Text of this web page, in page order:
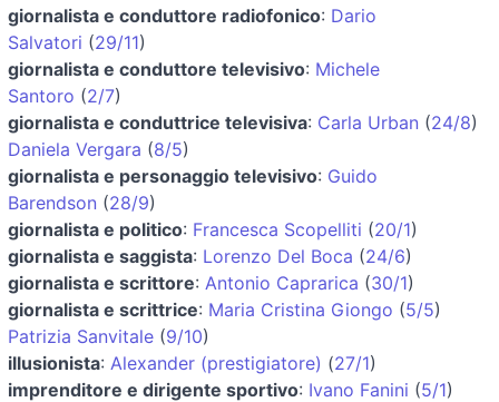
giornalista e conduttore radiofonico: Dario
Salvatori (29/11)
giornalista e conduttore televisivo: Michele
Santoro (2/7)
giornalista e conduttrice televisiva: Carla Urban (24/8)
Daniela Vergara (8/5)
giornalista e personaggio televisivo: Guido
Barendson (28/9)
giornalista e politico: Francesca Scopelliti (20/1)
giornalista e saggista: Lorenzo Del Boca (24/6)
giornalista e scrittore: Antonio Caprarica (30/1)
giornalista e scrittrice: Maria Cristina Giongo (5/5)
Patrizia Sanvitale (9/10)
illusionista: Alexander (prestigiatore) (27/1)
imprenditore e dirigente sportivo: Ivano Fanini (5/1)